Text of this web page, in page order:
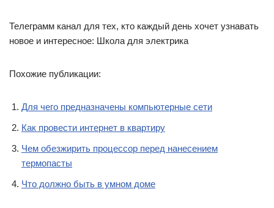
Телеграмм канал для тех, кто каждый день хочет узнавать
новое и интересное: Школа для электрика
Похожие публикации:
Для чего предназначены компьютерные сети
Как провести интернет в квартиру
Чем обезжирить процессор перед нанесением
термопасты
Что должно быть в умном доме